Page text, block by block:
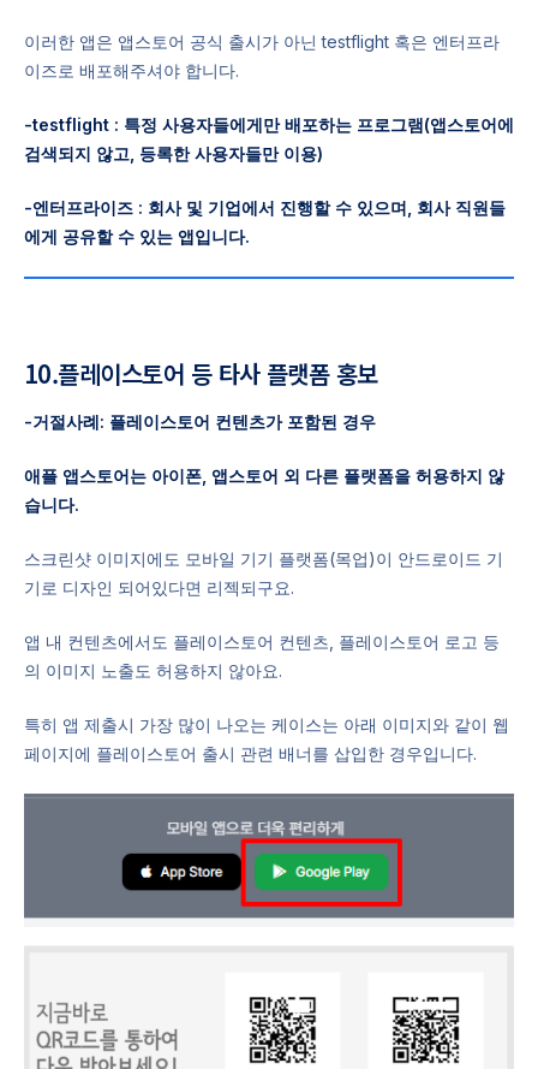
이러한 앱은 앱스토어 공식 출시가 아닌 testflight 혹은 엔터프라
이즈로 배포해주셔야 합니다.
-testflight : 특정 사용자들에게만 배포하는 프로그램(앱스토어에
검색되지 않고, 등록한 사용자들만 이용)
-엔터프라이즈 : 회사 및 기업에서 진행할 수 있으며, 회사 직원들
에게 공유할 수 있는 앱입니다.
10.플레이스토어 등 타사 플랫폼 홍보
-거절사례: 플레이스토어 컨텐츠가 포함된 경우
애플 앱스토어는 아이폰, 앱스토어 외 다른 플랫폼을 허용하지 않
습니다.
스크린샷 이미지에도 모바일 기기 플랫폼(목업)이 안드로이드 기
기로 디자인 되어있다면 리젝되구요.
앱 내 컨텐츠에서도 플레이스토어 컨텐츠, 플레이스토어 로고 등
의 이미지 노출도 허용하지 않아요.
특히 앱 제출시 가장 많이 나오는 케이스는 아래 이미지와 같이 웹
페이지에 플레이스토어 출시 관련 배너를 삽입한 경우입니다.